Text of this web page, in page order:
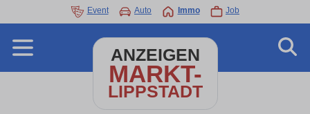
Event Auto Immo Job
ANZEIGEN
MARKT-
LIPPSTADT